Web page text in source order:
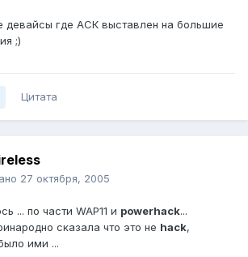
девайсы где АСК выставлен на большие
;)
Цитата
27 октября, 2005
... по части WAP11 и powerhack...
сказала что это не hack,
ими ...